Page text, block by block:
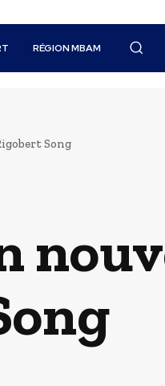
RÉGION MBAM
Song